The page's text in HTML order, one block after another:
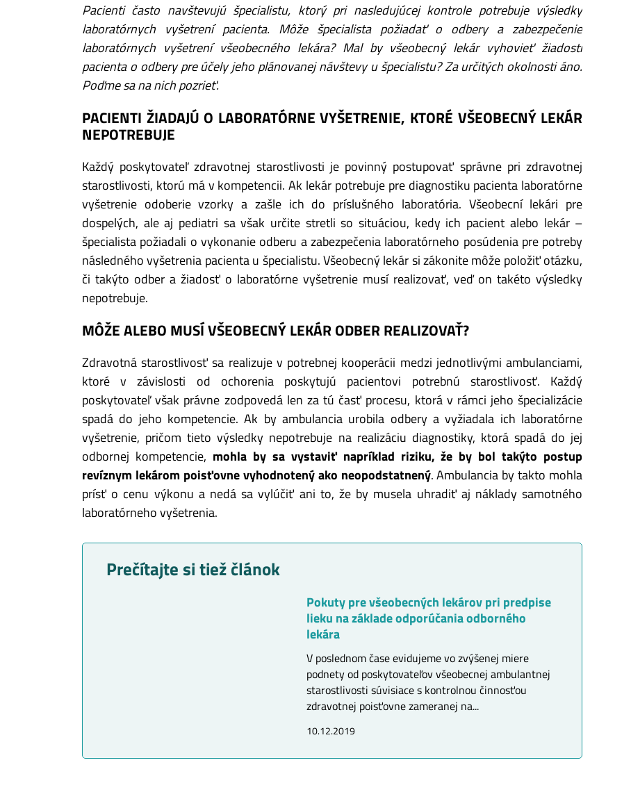
Pacienti často navštevujú špecialistu, ktorý pri nasledujúcej kontrole potrebuje výsledky
laboratórnych vyšetrení pacienta. Môže špecialista požiadať o odbery a zabezpečenie
laboratórnych vyšetrení všeobecného lekára? Mal by všeobecný lekár vyhovieť žiadosti
pacienta o odbery pre účely jeho plánovanej návštevy u špecialistu? Za určitých okolnosti áno.
Poďme sa na nich pozrieť.
PACIENTI ŽIADAJÚ O LABORATÓRNE VYŠETRENIE, KTORÉ VŠEOBECNÝ LEKÁR
NEPOTREBUJE
Každý poskytovateľ zdravotnej starostlivosti je povinný postupovať správne pri zdravotnej
starostlivosti, ktorú má v kompetencii. Ak lekár potrebuje pre diagnostiku pacienta laboratórne
vyšetrenie odoberie vzorky a zašle ich do príslušného laboratória. Všeobecní lekári pre
dospelých, ale aj pediatri sa však určite stretli so situáciou, kedy ich pacient alebo lekár –
špecialista požiadali o vykonanie odberu a zabezpečenia laboratórneho posúdenia pre potreby
následného vyšetrenia pacienta u špecialistu. Všeobecný lekár si zákonite môže položiť otázku,
či takýto odber a žiadosť o laboratórne vyšetrenie musí realizovať, veď on takéto výsledky
nepotrebuje.
MÔŽE ALEBO MUSÍ VŠEOBECNÝ LEKÁR ODBER REALIZOVAŤ?
Zdravotná starostlivosť sa realizuje v potrebnej kooperácii medzi jednotlivými ambulanciami,
ktoré v závislosti od ochorenia poskytujú pacientovi potrebnú starostlivosť. Každý
poskytovateľ však právne zodpovedá len za tú časť procesu, ktorá v rámci jeho špecializácie
spadá do jeho kompetencie. Ak by ambulancia urobila odbery a vyžiadala ich laboratórne
vyšetrenie, pričom tieto výsledky nepotrebuje na realizáciu diagnostiky, ktorá spadá do jej
odbornej kompetencie, mohla by sa vystaviť napríklad riziku, že by bol takýto postup
revíznym lekárom poisťovne vyhodnotený ako neopodstatnený. Ambulancia by takto mohla
prísť o cenu výkonu a nedá sa vylúčiť ani to, že by musela uhradiť aj náklady samotného
laboratórneho vyšetrenia.
Prečítajte si tiež článok
Pokuty pre všeobecných lekárov pri predpise
lieku na základe odporúčania odborného
lekára
V poslednom čase evidujeme vo zvýšenej miere
podnety od poskytovateľov všeobecnej ambulantnej
starostlivosti súvisiace s kontrolnou činnosťou
zdravotnej poisťovne zameranej na...
10.12.2019